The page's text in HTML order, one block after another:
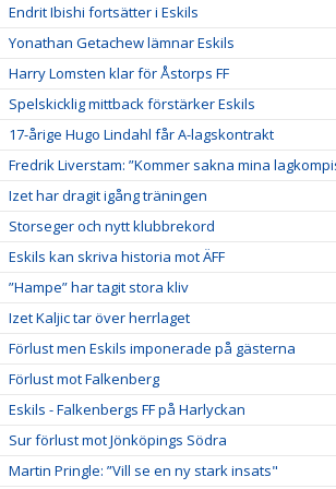
Endrit Ibishi fortsätter i Eskils
Yonathan Getachew lämnar Eskils
Harry Lomsten klar för Åstorps FF
Spelskicklig mittback förstärker Eskils
17-årige Hugo Lindahl får A-lagskontrakt
Fredrik Liverstam: ”Kommer sakna mina
Izet har dragit igång träningen
Storseger och nytt klubbrekord
Eskils kan skriva historia mot ÄFF
”Hampe” har tagit stora kliv
Izet Kaljic tar över herrlaget
Förlust men Eskils imponerade på gästerna
Förlust mot Falkenberg
Eskils - Falkenbergs FF på Harlyckan
Sur förlust mot Jönköpings Södra
Martin Pringle: ”Vill se en ny stark insats"